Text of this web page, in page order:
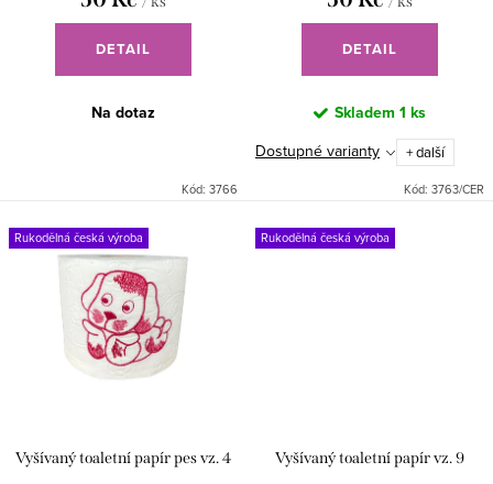
DETAIL
Na dotaz
Kód: 3766
DETAIL
Skladem 1 ks
Dostupné varianty + další
Kód: 3763/CER
Rukodělná česká výroba
Vyšívaný toaletní papír pes vz. 4
Rukodělná česká výroba
Vyšívaný toaletní papír vz. 9